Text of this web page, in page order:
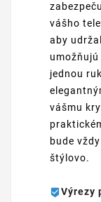
vášho
aby
jednou
vášmu
bude
štýlovo.
Výrezy